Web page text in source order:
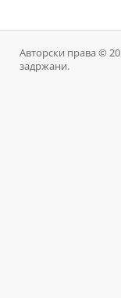
Авторски права ©
задржани.